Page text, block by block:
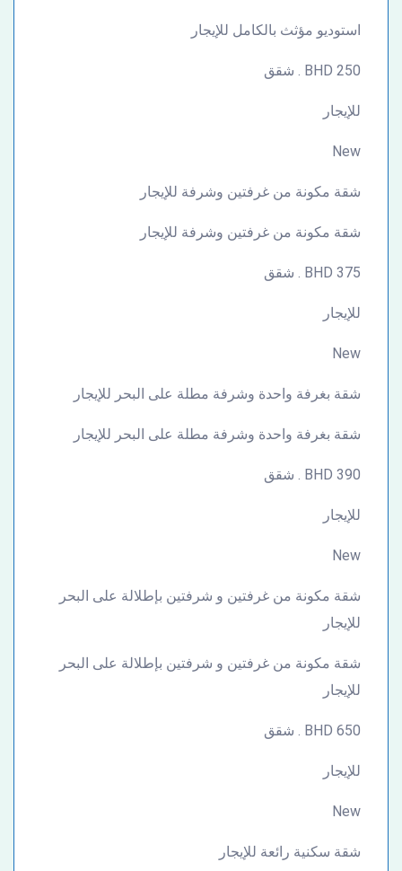
استوديو مؤثث بالكامل للإيجار
250 BHD . شقق
للإيجار
New
شقة مكونة من غرفتين وشرفة للإيجار
شقة مكونة من غرفتين وشرفة للإيجار
375 BHD . شقق
للإيجار
New
شقة بغرفة واحدة وشرفة مطلة على البحر للإيجار
شقة بغرفة واحدة وشرفة مطلة على البحر للإيجار
390 BHD . شقق
للإيجار
New
شقة مكونة من غرفتين و شرفتين بإطلالة على البحر
للإيجار
شقة مكونة من غرفتين و شرفتين بإطلالة على البحر
للإيجار
650 BHD . شقق
للإيجار
New
شقة سكنية رائعة للإيجار